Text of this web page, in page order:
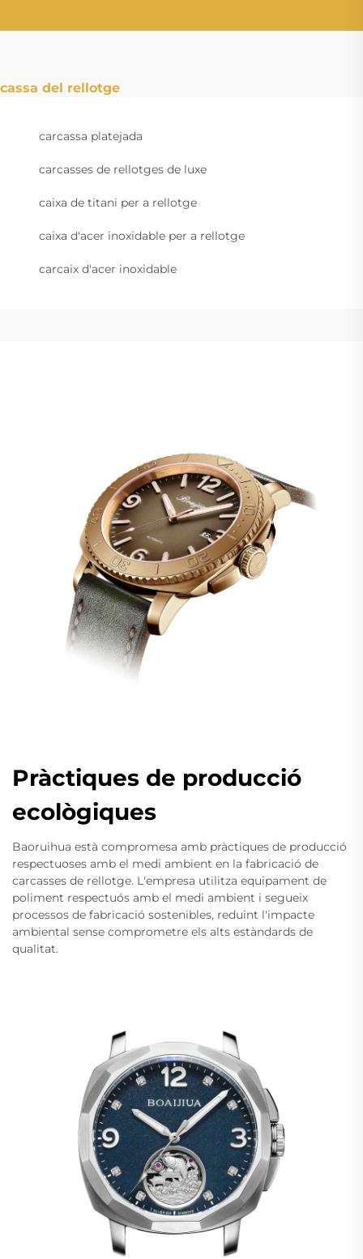
cassa del rellotge
carcassa platejada
carcasses de rellotges de luxe
caixa de titani per a rellotge
caixa d'acer inoxidable per a rellotge
carcaix d'acer inoxidable
Pràctiques de producció
ecològiques
Baoruihua està compromesa amb pràctiques de producció
respectuoses amb el medi ambient en la fabricació de
carcasses de rellotge. L'empresa utilitza equipament de
poliment respectuós amb el medi ambient i segueix
processos de fabricació sostenibles, reduint l'impacte
ambiental sense comprometre els alts estàndards de
qualitat.